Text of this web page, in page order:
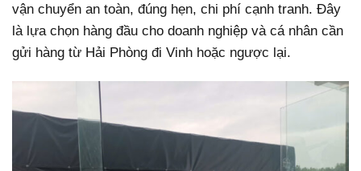
vận chuyển an toàn, đúng hẹn, chi phí cạnh tranh. Đây
là lựa chọn hàng đầu cho doanh nghiệp và cá nhân cần
gửi hàng từ Hải Phòng đi Vinh hoặc ngược lại.